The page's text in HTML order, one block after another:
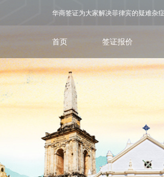
华商签证为大家解决菲律宾的疑难杂
首页 签证报价